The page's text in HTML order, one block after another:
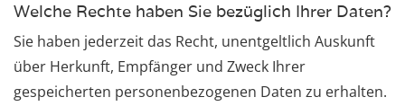
Welche Rechte haben Sie bezüglich Ihrer Daten?
Sie haben jederzeit das Recht, unentgeltlich Auskunft
über Herkunft, Empfänger und Zweck Ihrer
gespeicherten personenbezogenen Daten zu erhalten.